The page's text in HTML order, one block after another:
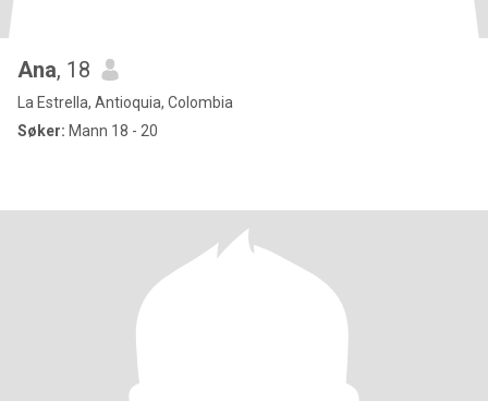
Ana, 18
La Estrella, Antioquia, Colombia
Søker: Mann 18 - 20